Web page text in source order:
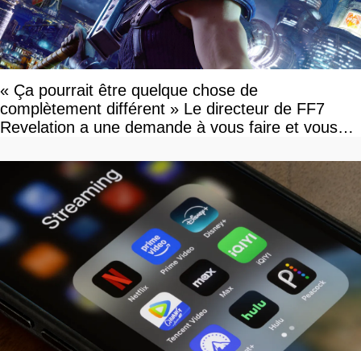
« Ça pourrait être quelque chose de
complètement différent » Le directeur de FF7
Revelation a une demande à vous faire et vous